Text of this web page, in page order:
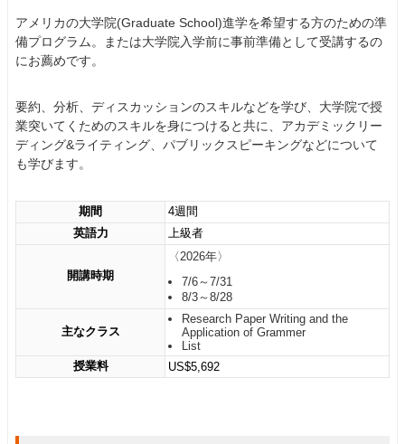
アメリカの大学院(Graduate School)進学を希望する方のための準
備プログラム。または大学院入学前に事前準備として受講するの
にお薦めです。
要約、分析、ディスカッションのスキルなどを学び、大学院で授
業突いてくためのスキルを身につけると共に、アカデミックリー
ディング&ライティング、パブリックスピーキングなどについて
も学びます。
期間
4週間
英語力
上級者
開講時期
〈2026年〉
7/6～7/31
8/3～8/28
主なクラス
Research Paper Writing and the
Application of Grammer
List
授業料
US$5,692